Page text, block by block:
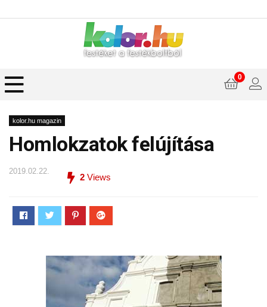
0
kolor.hu magazin
Homlokzatok felújítása
2019.02.22.
2 Views